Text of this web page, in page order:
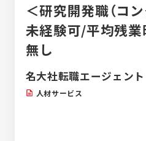
う言っていただけ
す。 お客様の課題に寄り添い、一緒に解決し
ていく営業スタイ
りません。 営業としての活躍はもちろん、会
社全体を見渡しな
ことができ、ご活
て活躍しすること
＜研究開発職（コ
未経験可/平均残
無し
名大社転職エージェント
人材サービス